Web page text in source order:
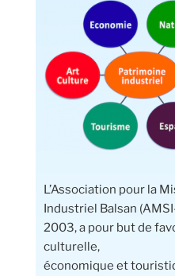
L’Association pour la
Industriel Balsan
2003, a pour but de
culturelle,
économique et